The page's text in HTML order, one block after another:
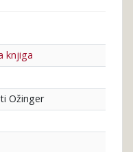
knjiga
Ožinger